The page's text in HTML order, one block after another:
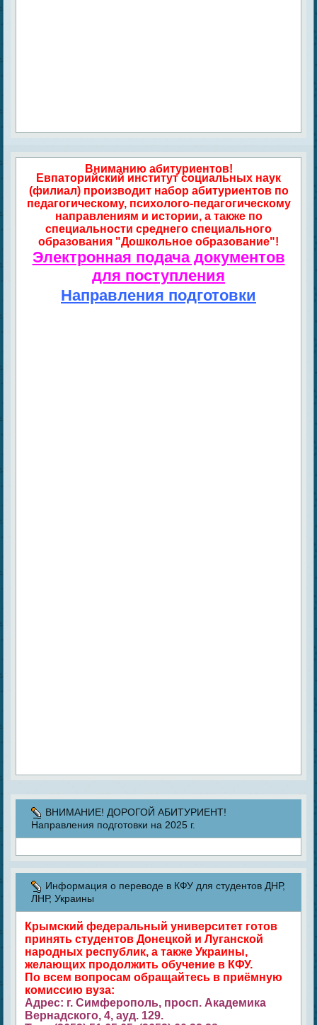
Вниманию абитуриентов!
Евпаторийский институт социальных наук
(филиал) производит набор абитуриентов по
педагогическому, психолого-педагогическому
направлениям и истории, а также по
специальности среднего специального
образования "Дошкольное образование"!
Электронная подача документов
для поступления
Направления подготовки
ВНИМАНИЕ! ДОРОГОЙ АБИТУРИЕНТ!
Направления подготовки на 2025 г.
Информация о переводе в КФУ для студентов ДНР,
ЛНР, Украины
Крымский федеральный университет готов
принять студентов Донецкой и Луганской
народных республик, а также Украины,
желающих продолжить обучение в КФУ.
По всем вопросам обращайтесь в приёмную
комиссию вуза:
Адрес: г. Симферополь, просп. Академика
Вернадского, 4, ауд. 129.